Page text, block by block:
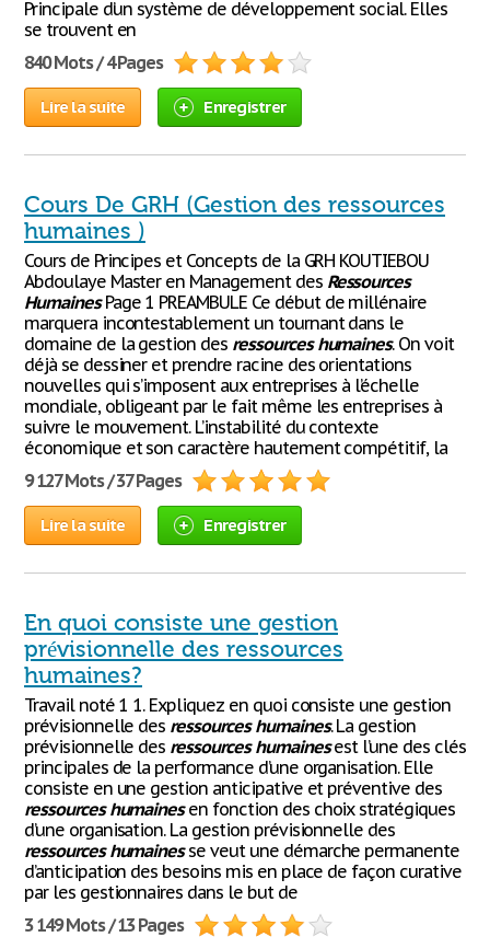
Principale d’un système de développement social. Elles
se trouvent en
840 Mots / 4 Pages
Lire la suite Enregistrer
Cours De GRH (Gestion des ressources
humaines )
Cours de Principes et Concepts de la GRH KOUTIEBOU
Abdoulaye Master en Management des Ressources
HumainesPage 1 PREAMBULE Ce début de millénaire
marquera incontestablement un tournant dans le
domaine de la gestion des ressources humaines. On voit
déjà se dessiner et prendre racine des orientations
nouvelles qui s’imposent aux entreprises à l’échelle
mondiale, obligeant par le fait même les entreprises à
suivre le mouvement. L’instabilité du contexte
économique et son caractère hautement compétitif, la
9 127 Mots / 37 Pages
Lire la suite Enregistrer
En quoi consiste une gestion
prévisionnelle des ressources
humaines?
Travail noté 1 1. Expliquez en quoi consiste une gestion
prévisionnelle des ressources humaines. La gestion
prévisionnelle des ressources humainesest l’une des clés
principales de la performance d’une organisation. Elle
consiste en une gestion anticipative et préventive des
ressources humainesen fonction des choix stratégiques
d’une organisation. La gestion prévisionnelle des
ressources humainesse veut une démarche permanente
d’anticipation des besoins mis en place de façon curative
par les gestionnaires dans le but de
3 149 Mots / 13 Pages